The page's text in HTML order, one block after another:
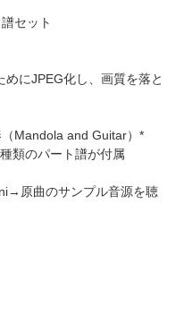
セット
にJPEG化し、画質を落と
（Mandola and Guitar）*
類のパート譜が付属
原曲のサンプル音源を聴